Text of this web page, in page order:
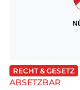
RECHT & GESETZ
ABSETZBAR